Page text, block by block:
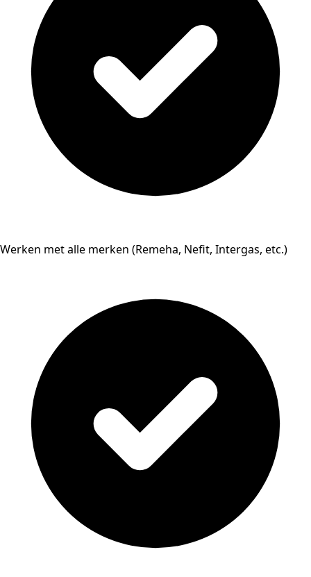
Werken met alle merken (Remeha, Nefit, Intergas, etc.)